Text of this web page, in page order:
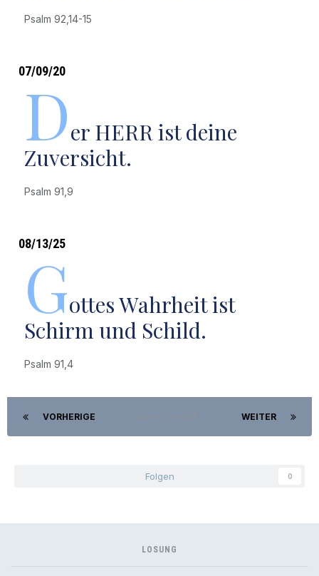
Psalm 92,14-15
07/09/20
Der HERR ist deine
Zuversicht.
Psalm 91,9
08/13/25
Gottes Wahrheit ist
Schirm und Schild.
Psalm 91,4
VORHERIGE WEITER
Folgen 0
LOSUNG